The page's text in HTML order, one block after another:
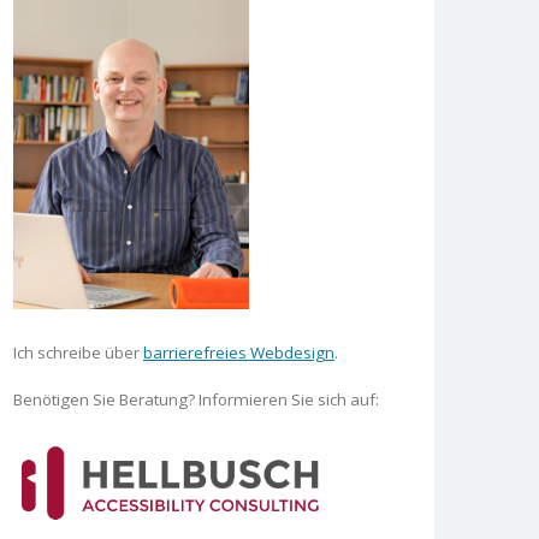
Ich schreibe überbarrierefreies Webdesign.
Benötigen Sie Beratung? Informieren Sie sich auf: